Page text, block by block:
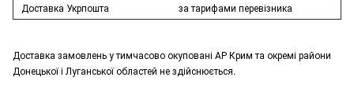
Доставка Укрпошта
за тарифами перевізника
Доставка замовлень у тимчасово окуповані АР Крим та окремі райони
Донецької і Луганської областей не здійснюється.